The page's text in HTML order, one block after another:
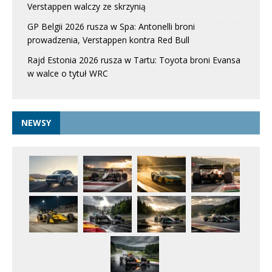
Verstappen walczy ze skrzynią
GP Belgii 2026 rusza w Spa: Antonelli broni
prowadzenia, Verstappen kontra Red Bull
Rajd Estonia 2026 rusza w Tartu: Toyota broni Evansa
w walce o tytuł WRC
NEWSY